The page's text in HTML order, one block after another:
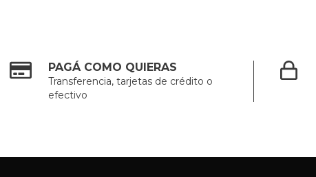
PAGÁ COMO QUIERAS
Transferencia, tarjetas de crédito o
efectivo